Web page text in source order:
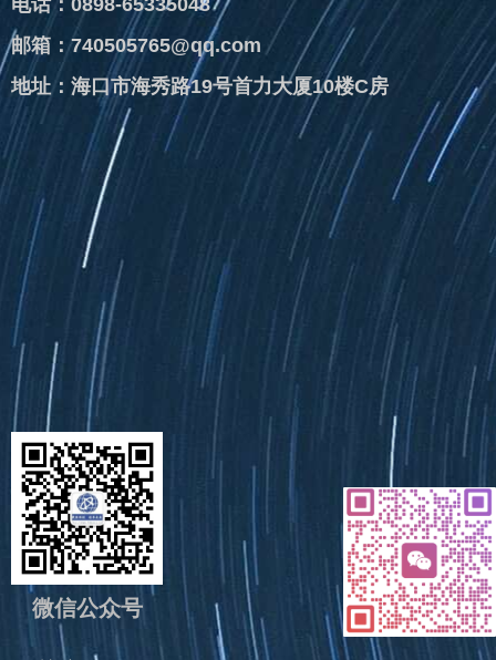
微信公众号
电话：0898-65335048
邮箱：740505765@qq.com
地址：海口市海秀路19号首力大厦10楼C房